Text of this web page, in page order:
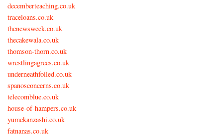
decemberteaching.co.uk
traceloans.co.uk
thenewsweek.co.uk
thecakewala.co.uk
thomson-thorn.co.uk
wrestlingagrees.co.uk
underneathfoiled.co.uk
spanosconcerns.co.uk
telecomblue.co.uk
house-of-hampers.co.uk
yumekanzashi.co.uk
fatnanas.co.uk